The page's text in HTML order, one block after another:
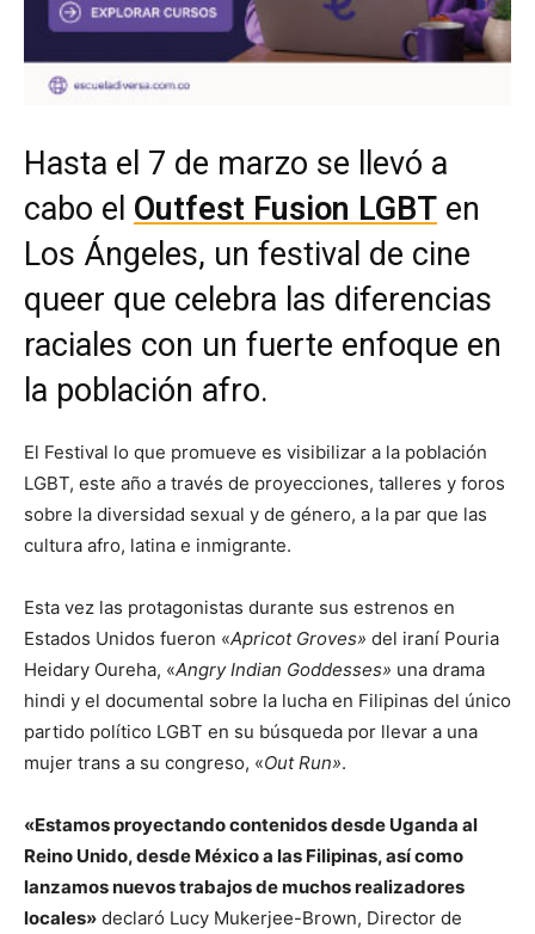
Hasta el 7 de marzo se llevó a
cabo el Outfest Fusion LGBT en
Los Ángeles, un festival de cine
queer que celebra las diferencias
raciales con un fuerte enfoque en
la población afro.
El Festival lo que promueve es visibilizar a la población
LGBT, este año a través de proyecciones, talleres y foros
sobre la diversidad sexual y de género, a la par que las
cultura afro, latina e inmigrante.
Esta vez las protagonistas durante sus estrenos en
Estados Unidos fueron «Apricot Groves» del iraní Pouria
Heidary Oureha, «Angry Indian Goddesses» una drama
hindi y el documental sobre la lucha en Filipinas del único
partido político LGBT en su búsqueda por llevar a una
mujer trans a su congreso, «Out Run».
«Estamos proyectando contenidos desde Uganda al
Reino Unido, desde México a las Filipinas, así como
lanzamos nuevos trabajos de muchos realizadores
locales» declaró Lucy Mukerjee-Brown, Director de